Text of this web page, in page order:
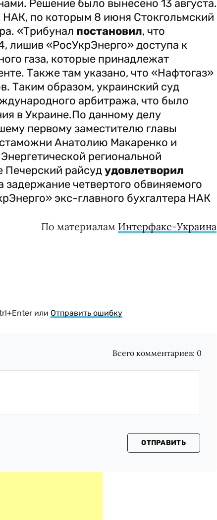
Решение было вынесено 13 августа.
по которым 8 июня Стокгольмский
«Трибунал постановил, что
лишив «РосУкрЭнерго» доступа к
газа, которые принадлежат
Также там указано, что «Нафтогаз»
Таким образом, украинский суд
арбитража, что было
в Украине.По данному делу
первому заместителю главы
Анатолию Макаренко и
региональной
Печерский райсудудовлетворил
четвертого обвиняемого
экс-главного бухгалтера НАК
По материалам Интерфакс-Украина
или Отправить ошибку
Всего комментариев: 0
ОТПРАВИТЬ